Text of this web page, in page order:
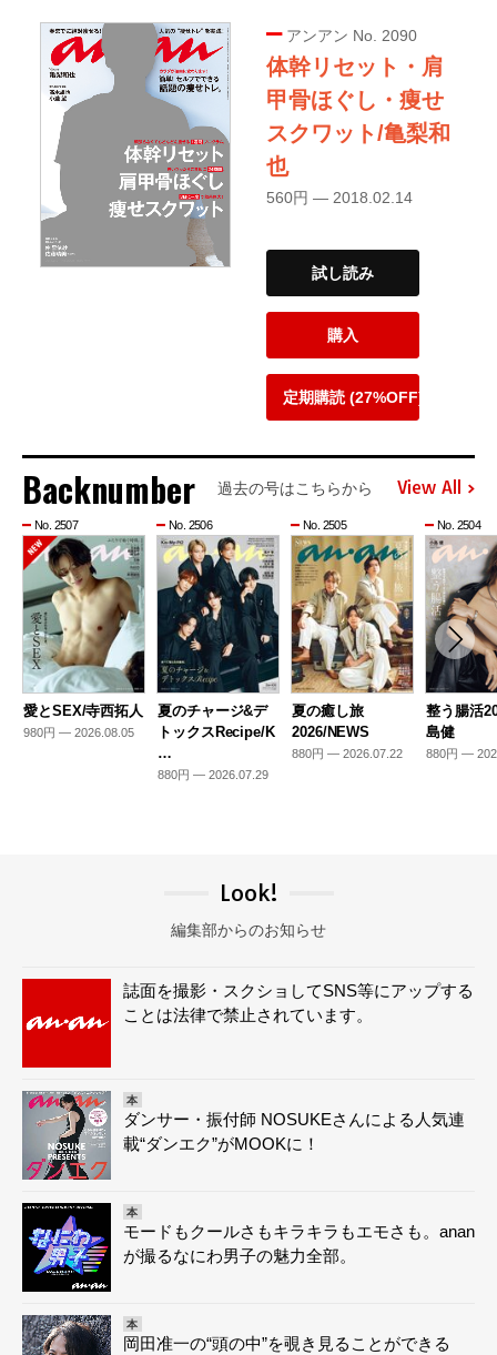
アンアン No. 2090
体幹リセット・肩
甲骨ほぐし・痩せ
スクワット/亀梨和
也
560円 — 2018.02.14
試し読み
購入
定期購読 (27%OFF)
Backnumber 過去の号はこちらから View All
No. 2507
愛とSEX/寺西拓人
980円 — 2026.08.05
No. 2506
夏のチャージ&デ
トックスRecipe/K
…
880円 — 2026.07.29
No. 2505
夏の癒し旅
2026/NEWS
880円 — 2026.07.22
No. 2504
整う腸活
島健
880円 —
Look!
編集部からのお知らせ
誌面を撮影・スクショしてSNS等にアップする
ことは法律で禁止されています。
本
ダンサー・振付師 NOSUKEさんによる人気連
載“ダンエク”がMOOKに！
本
モードもクールさもキラキラもエモさも。anan
が撮るなにわ男子の魅力全部。
本
岡田准一の“頭の中”を覗き見ることができる